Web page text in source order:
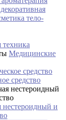
тело-
Медицинские
средство
средство
нестероидный и